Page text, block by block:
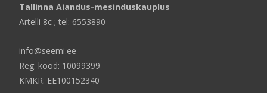
Tallinna Aiandus-mesinduskauplus
Artelli 8c ; tel: 6553890
info@seemi.ee
Reg. kood: 10099399
KMKR: EE100152340